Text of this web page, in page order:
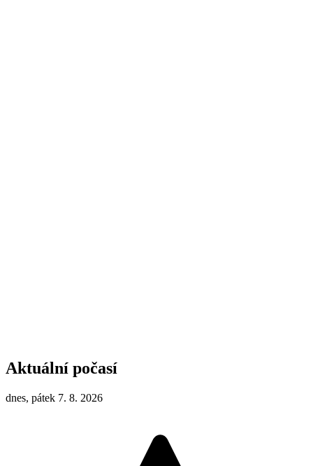
Aktuální počasí
dnes, pátek 7. 8. 2026